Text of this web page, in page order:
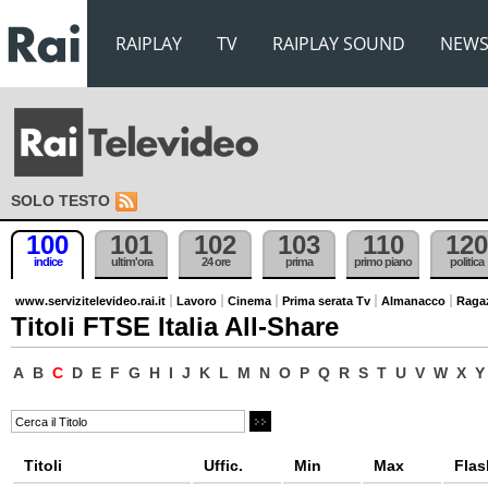
RAIPLAY TV RAIPLAY SOUND NEWS
SOLO TESTO
100
indice
101
ultim'ora
102
24 ore
103
prima
110
primo piano
120
politica
www.servizitelevideo.rai.it Lavoro Cinema Prima serata Tv Almanacco
Titoli FTSE Italia All-Share
A B C D E F G H I J K L M N O P Q R S T U V W X Y
Titoli Uffic. Min Max